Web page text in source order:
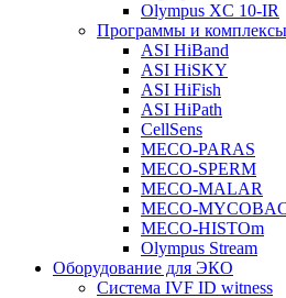
Olympus XC 10-IR
Программы и комплексы
ASI HiBand
ASI HiSKY
ASI HiFish
ASI HiPath
CellSens
MECO-PARAS
MECO-SPERM
MECO-MALAR
MECO-
MECO-HISTOm
Olympus Stream
Оборудование для ЭКО
Система IVF ID witness